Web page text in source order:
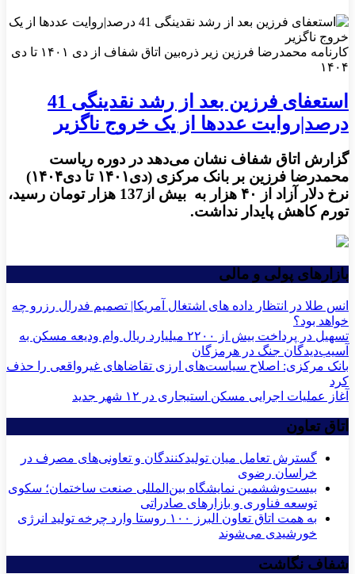
کارنامه محمدرضا فرزین زیر ذره‌بین اتاق شفاف از دی ۱۴۰۱ تا دی
۱۴۰۴
استعفای فرزین بعد از رشد نقدینگی 41
درصد|روایت عددها از یک خروج ناگزیر
گزارش اتاق شفاف نشان می‌دهد در دوره ریاست
محمدرضا فرزین بر بانک مرکزی (دی۱۴۰۱ تا دی۱۴۰۴)
نرخ دلار آزاد از ۴۰ هزار به بیش از137 هزار تومان رسید،
تورم کاهش پایدار نداشت.
بازارهای پولی و مالی
انس طلا در انتظار داده های اشتغال آمریکا| تصمیم فدرال رزرو چه
خواهد بود؟
تسهیل در پرداخت بیش از ۲۲۰۰ میلیارد ریال وام ودیعه مسکن به
آسیب‌دیدگان جنگ در هرمزگان
بانک مرکزی: اصلاح سیاست‌های ارزی تقاضاهای غیرواقعی را حذف
کرد
آغاز عملیات اجرایی مسکن استیجاری در ۱۲ شهر جدید
اتاق تعاون
گسترش تعامل میان تولیدکنندگان و تعاونی‌های مصرف در
خراسان رضوی
بیست‌وششمین نمایشگاه بین‌المللی صنعت ساختمان؛ سکوی
توسعه فناوری و بازارهای صادراتی
به همت اتاق تعاون البرز ۱۰۰ روستا وارد چرخه تولید انرژی
خورشیدی می‌شوند
شفاف نگاشت